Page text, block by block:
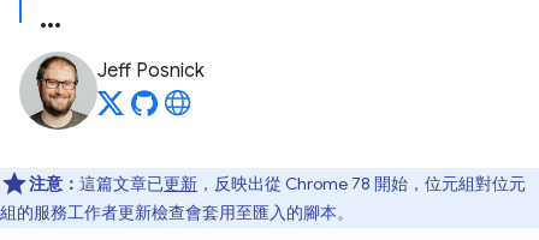
Jeff Posnick
注意： 這篇文章已更新 ，反映出從 Chrome 78 開始，位元組對位元
組的服務工作者更新檢查會套用至匯入的腳本。